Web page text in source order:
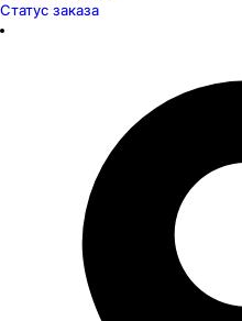
Статус заказа